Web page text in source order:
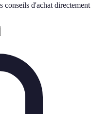
conseils d'achat directement